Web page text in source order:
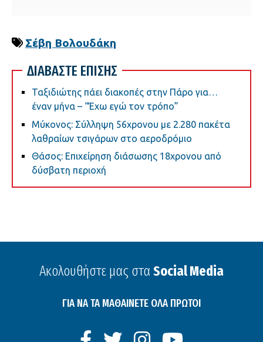
Σέβη Βολουδάκη
ΔΙΑΒΑΣΤΕ ΕΠΙΣΗΣ
Ταξιδιώτης πάει διακοπές στην Πάρο για…
έναν μήνα – “Έχω εγώ τον τρόπο”
Μύκονος: Σύλληψη 56χρονου με 2.280 πακέτα
λαθραίων τσιγάρων στο αεροδρόμιο
Θάσος: Επιχείρηση διάσωσης 18χρονου από
δύσβατη περιοχή
Ακολουθήστε μας στα Social Media
ΓΙΑ ΝΑ ΤΑ ΜΑΘΑΙΝΕΤΕ ΟΛΑ ΠΡΩΤΟΙ